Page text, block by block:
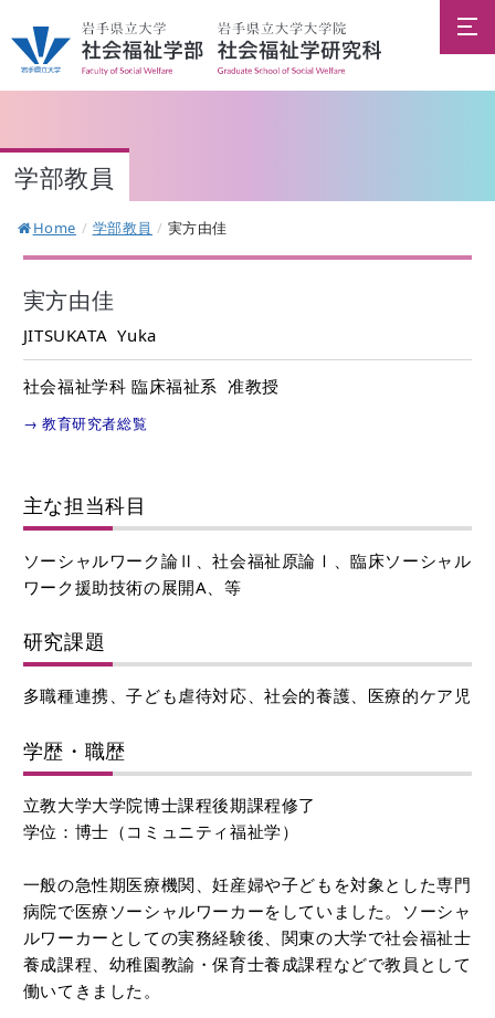
学部教員
Home / 学部教員 / 実方由佳
実方由佳
JITSUKATA Yuka
社会福祉学科 臨床福祉系 准教授
→ 教育研究者総覧
主な担当科目
ソーシャルワーク論Ⅱ、社会福祉原論Ⅰ、臨床ソーシャル
ワーク援助技術の展開A、等
研究課題
多職種連携、子ども虐待対応、社会的養護、医療的ケア児
学歴・職歴
立教大学大学院博士課程後期課程修了
学位：博士（コミュニティ福祉学）
一般の急性期医療機関、妊産婦や子どもを対象とした専門
病院で医療ソーシャルワーカーをしていました。ソーシャ
ルワーカーとしての実務経験後、関東の大学で社会福祉士
養成課程、幼稚園教諭・保育士養成課程などで教員として
働いてきました。